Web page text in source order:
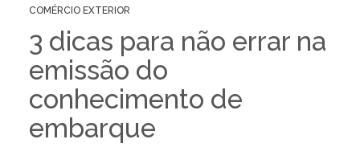
COMÉRCIO EXTERIOR
3 dicas para não errar na
emissão do
conhecimento de
embarque